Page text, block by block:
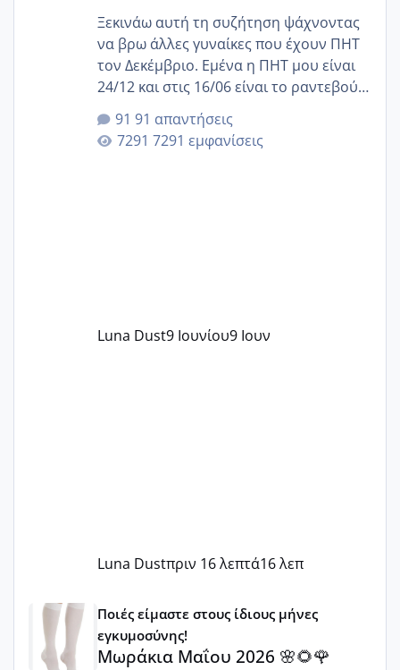
Ξεκινάω αυτή τη συζήτηση ψάχνοντας
να βρω άλλες γυναίκες που έχουν ΠΗΤ
τον Δεκέμβριο. Εμένα η ΠΗΤ μου είναι
24/12 και στις 16/06 είναι το ραντεβού
της αυχενικής διαφάνειας. Έχω αρκετό
άγχος και οι μέρες δεν φαίνεται να
περνάνε με τίποτα.
91 απαντήσεις
7291 εμφανίσεις
Luna Dust9 Ιουνίου9 Ιουν
Luna Dustπριν 16 λεπτά16 λεπ
Μωράκια Μαΐου 2026 🌸🌻🌹
Ποιές είμαστε στους ίδιους μήνες
εγκυμοσύνης!
Μωράκια Μαΐου 2026 🌸🌻🌹